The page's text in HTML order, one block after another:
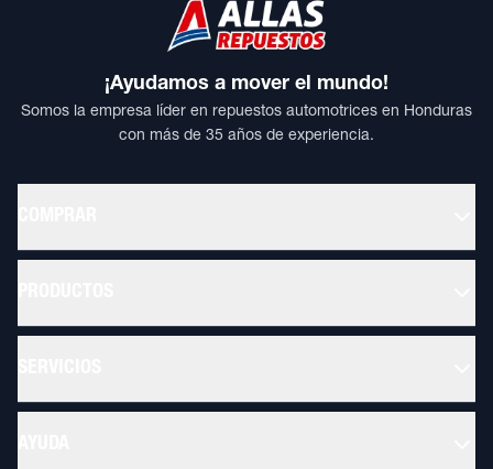
¡Ayudamos a mover el mundo!
Somos la empresa líder en repuestos automotrices en Honduras
con más de 35 años de experiencia.